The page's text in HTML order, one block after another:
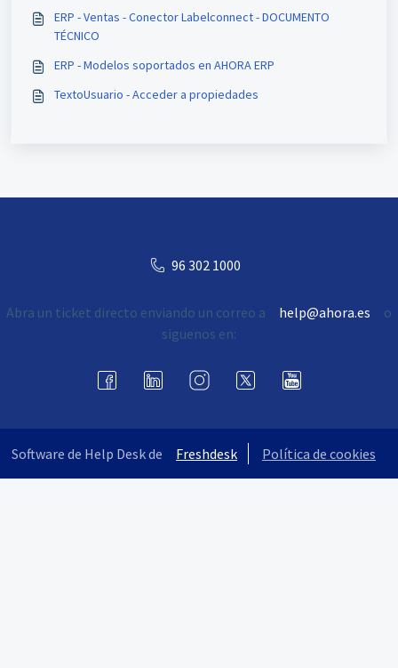
ERP - Ventas - Conector Labelconnect - DOCUMENTO
TÉCNICO
ERP - Modelos soportados en AHORA ERP
TextoUsuario - Acceder a propiedades
96 302 1000
Abra un ticket directo enviando un correo a help@ahora.es
o
siguenos en:
Software de Help Desk de Freshdesk Política de cookies